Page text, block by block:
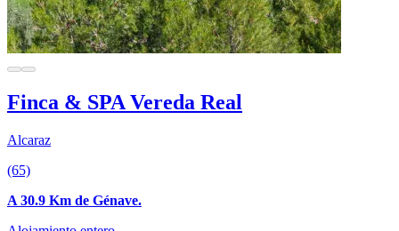
Finca & SPA Vereda Real
Alcaraz
(65)
A 30.9 Km de Génave.